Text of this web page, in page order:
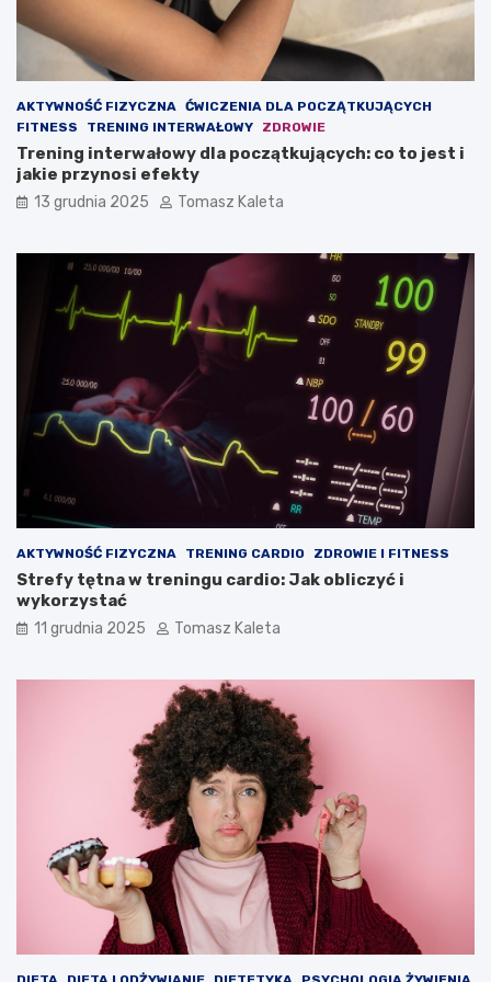
m
n
i
o
w
ą
i
AKTYWNOŚĆ FIZYCZNA ĆWICZENIA DLA POCZĄTKUJĄCYCH
FITNESS
TRENING INTERWAŁOWY ZDROWIE
Trening interwałowy dla początkujących: co to jest i
jakie przynosi efekty
13 grudnia 2025 Tomasz Kaleta
AKTYWNOŚĆ FIZYCZNA TRENING CARDIO ZDROWIE I FITNESS
Strefy tętna w treningu cardio: Jak obliczyć i
wykorzystać
11 grudnia 2025 Tomasz Kaleta